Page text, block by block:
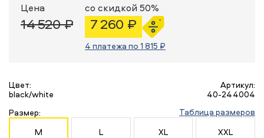
Цена
14 520 ₽
со скидкой 50%
7 260 ₽
4 платежа по 1 815 ₽
Цвет:
black/white
Артикул:
40-244004
Размер:
Таблица размеров
M
L XL XXL